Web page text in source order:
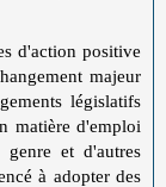
d'action positive
majeur
législatifs
matière d'emploi
et d'autres
à adopter des